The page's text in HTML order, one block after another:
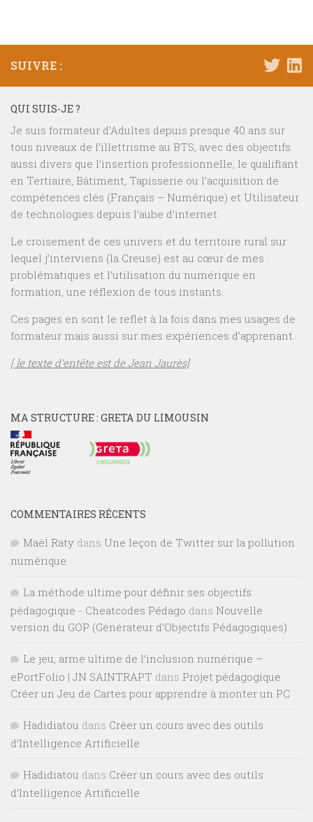
SUIVRE :
QUI SUIS-JE ?
Je suis formateur d’Adultes depuis presque 40 ans sur
tous niveaux de l’illettrisme au BTS, avec des objectifs
aussi divers que l’insertion professionnelle, le qualifiant
en Tertiaire, Bâtiment, Tapisserie ou l’acquisition de
compétences clés (Français – Numérique) et Utilisateur
de technologies depuis l’aube d’internet.
Le croisement de ces univers et du territoire rural sur
lequel j’interviens (la Creuse) est au cœur de mes
problématiques et l’utilisation du numérique en
formation, une réflexion de tous instants.
Ces pages en sont le reflet à la fois dans mes usages de
formateur mais aussi sur mes expériences d’apprenant.
[ le texte d’entête est de Jean Jaurès]
MA STRUCTURE : GRETA DU LIMOUSIN
COMMENTAIRES RÉCENTS
Maël Raty dans Une leçon de Twitter sur la pollution
numérique
La méthode ultime pour définir ses objectifs
pédagogique - Cheatcodes Pédago dans Nouvelle
version du GOP (Générateur d’Objectifs Pédagogiques)
Le jeu, arme ultime de l’inclusion numérique –
ePortFolio | JN SAINTRAPT dans Projet pédagogique :
Créer un Jeu de Cartes pour apprendre à monter un PC
Hadidiatou dans Créer un cours avec des outils
d’Intelligence Artificielle
Hadidiatou dans Créer un cours avec des outils
d’Intelligence Artificielle